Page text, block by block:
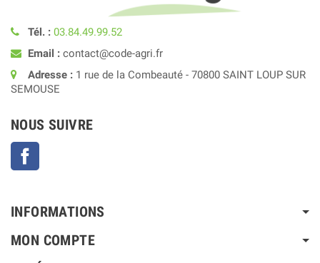
Tél. : 03.84.49.99.52
Email : contact@code-agri.fr
Adresse : 1 rue de la Combeauté - 70800 SAINT LOUP SUR
SEMOUSE
NOUS SUIVRE
INFORMATIONS
MON COMPTE